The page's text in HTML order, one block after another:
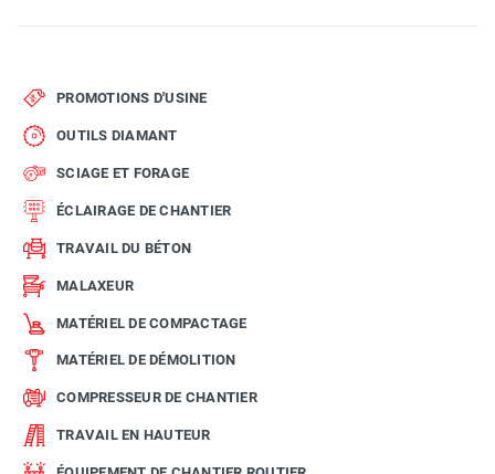
PROMOTIONS D'USINE
OUTILS DIAMANT
SCIAGE ET FORAGE
ÉCLAIRAGE DE CHANTIER
TRAVAIL DU BÉTON
MALAXEUR
MATÉRIEL DE COMPACTAGE
MATÉRIEL DE DÉMOLITION
COMPRESSEUR DE CHANTIER
TRAVAIL EN HAUTEUR